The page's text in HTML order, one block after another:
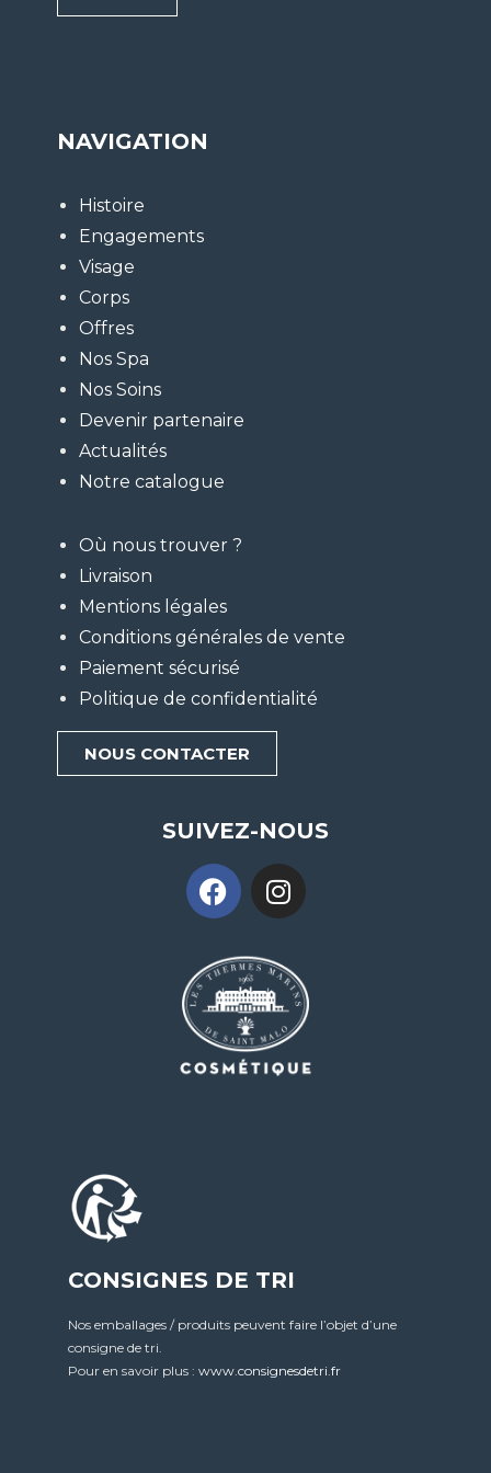
:
NAVIGATION
Histoire
Engagements
Visage
Corps
Offres
Nos Spa
Nos Soins
Devenir partenaire
Actualités
Notre catalogue
Où nous trouver ?
Livraison
Mentions légales
Conditions générales de vente
Paiement sécurisé
Politique de confidentialité
NOUS CONTACTER
SUIVEZ-NOUS
CONSIGNES DE TRI
Nos emballages / produits peuvent faire l’objet d’une
consigne de tri.
Pour en savoir plus :www.consignesdetri.fr